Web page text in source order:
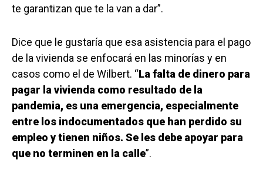
te garantizan que te la van a dar”.
Dice que le gustaría que esa asistencia para el pago
de la vivienda se enfocará en las minorías y en
casos como el de Wilbert. “La falta de dinero para
pagar la vivienda como resultado de la
pandemia, es una emergencia, especialmente
entre los indocumentados que han perdido su
empleo y tienen niños. Se les debe apoyar para
que no terminen en la calle”.